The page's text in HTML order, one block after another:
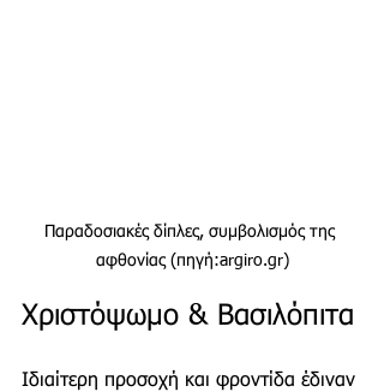
Παραδοσιακές δίπλες, συμβολισμός της
αφθονίας (πηγή:argiro.gr)
Χριστόψωμο & Βασιλόπιτα
Ιδιαίτερη προσοχή και φροντίδα έδιναν